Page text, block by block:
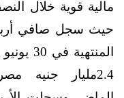
2.4مليار جنيه